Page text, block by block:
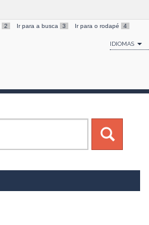
2 Ir para a busca 3 Ir para o rodapé 4
IDIOMAS